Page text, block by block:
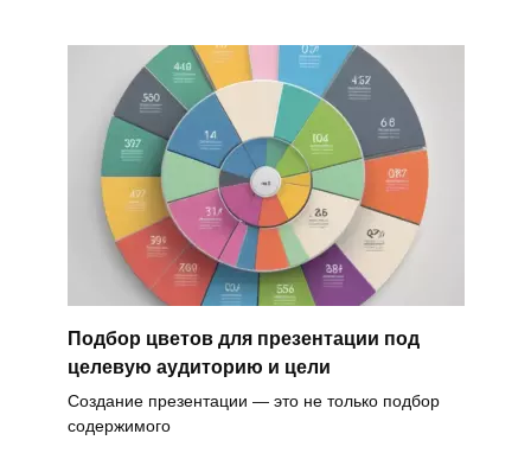
Подбор цветов для презентации под
целевую аудиторию и цели
Создание презентации — это не только подбор
содержимого